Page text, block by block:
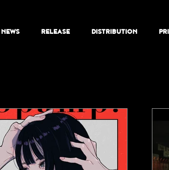
NEWS RELEASE DISTRIBUTION